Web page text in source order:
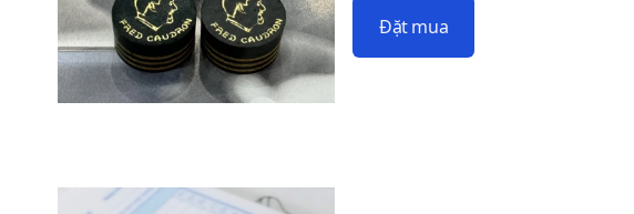
Đặt mua